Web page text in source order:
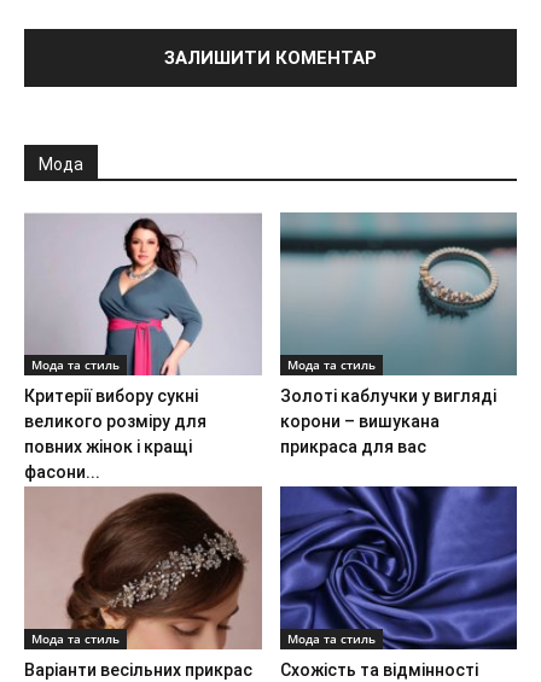
Мода
Мода та стиль
Критерії вибору сукні
великого розміру для
повних жінок і кращі
фасони...
Мода та стиль
Золоті каблучки у вигляді
корони – вишукана
прикраса для вас
Мода та стиль
Варіанти весільних прикрас
Мода та стиль
Схожість та відмінності